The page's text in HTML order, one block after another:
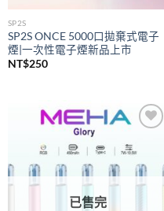
SP2S
SP2S ONCE 5000口拋棄式電子
煙|一次性電子煙新品上市
NT$250
wishlist
已售完